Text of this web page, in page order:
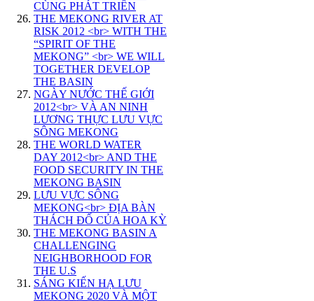
CÙNG PHÁT TRIỂN
THE MEKONG RIVER AT
RISK 2012 <br> WITH THE
“SPIRIT OF THE
MEKONG” <br> WE WILL
TOGETHER DEVELOP
THE BASIN
NGÀY NƯỚC THẾ GIỚI
2012<br> VÀ AN NINH
LƯƠNG THỰC LƯU VỰC
SÔNG MEKONG
THE WORLD WATER
DAY 2012<br> AND THE
FOOD SECURITY IN THE
MEKONG BASIN
LƯU VỰC SÔNG
MEKONG<br> ĐỊA BÀN
THÁCH ĐỐ CỦA HOA KỲ
THE MEKONG BASIN A
CHALLENGING
NEIGHBORHOOD FOR
THE U.S
SÁNG KIẾN HẠ LƯU
MEKONG 2020 VÀ MỘT